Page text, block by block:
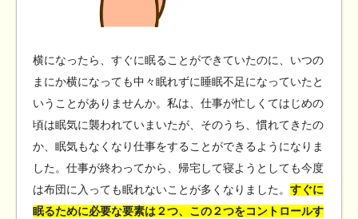
横になったら、すぐに眠ることができていたのに、いつの
まにか横になっても中々眠れずに睡眠不足になっていたと
いうことがありませんか。私は、仕事が忙しくてはじめの
頃は眠気に襲われていまいたが、そのうち、慣れてきたの
か、眠気もなくなり仕事をすることができるようになりま
した。仕事が終わってから、帰宅して寝ようとしても今度
は布団に入っても眠れないことが多くなりました。 すぐに
眠るために必要な要素は２つ、この２つをコントロールす